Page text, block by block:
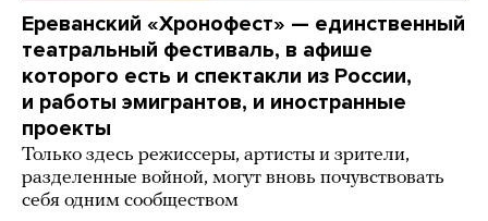
Ереванский «Хронофест» — единственный
театральный фестиваль, в афише
которого есть и спектакли из России,
и работы эмигрантов, и иностранные
проекты
Только здесь режиссеры, артисты и зрители,
разделенные войной, могут вновь почувствовать
себя одним сообществом